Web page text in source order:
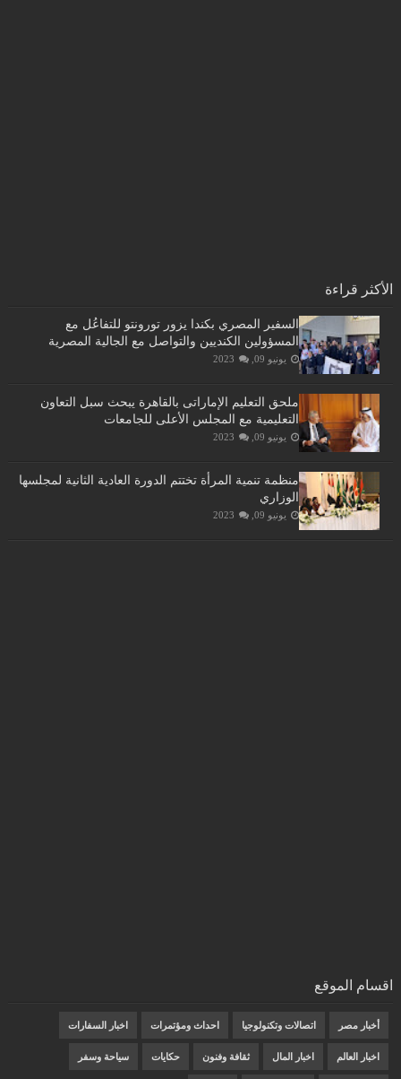
الأكثر قراءة
السفير المصري بكندا يزور تورونتو للتفاعُل مع
المسؤولين الكنديين والتواصل مع الجالية المصرية
يونيو 09, 2023
ملحق التعليم الإماراتى بالقاهرة يبحث سبل التعاون
التعليمية مع المجلس الأعلى للجامعات
يونيو 09, 2023
منظمة تنمية المرأة تختتم الدورة العادية الثانية لمجلسها
الوزاري
يونيو 09, 2023
اقسام الموقع
أخبار مصر اتصالات وتكنولوجيا احداث ومؤتمرات اخبار السفارات
اخبار العالم اخبار المال ثقافة وفنون حكايات سياحة وسفر